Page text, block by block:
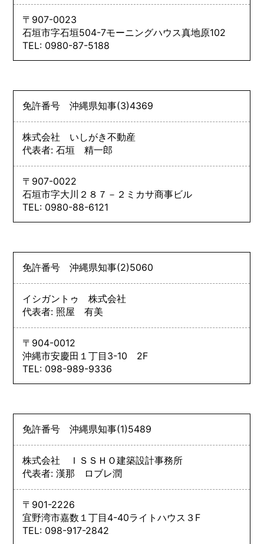
〒907-0023
石垣市字石垣504-7モーニングハウス真地原102
TEL: 0980-87-5188
免許番号沖縄県知事(3)4369
株式会社 いしがき不動産
代表者: 石垣 精一郎
〒907-0022
石垣市字大川２８７－２ミカサ商事ビル
TEL: 0980-88-6121
免許番号沖縄県知事(2)5060
イシガントゥ 株式会社
代表者: 照屋 有美
〒904-0012
沖縄市安慶田１丁目3-10 2F
TEL: 098-989-9336
免許番号沖縄県知事(1)5489
株式会社 ＩＳＳＨＯ建築設計事務所
代表者: 漢那 ロブレ潤
〒901-2226
宜野湾市嘉数１丁目4-40ライトハウス３F
TEL: 098-917-2842